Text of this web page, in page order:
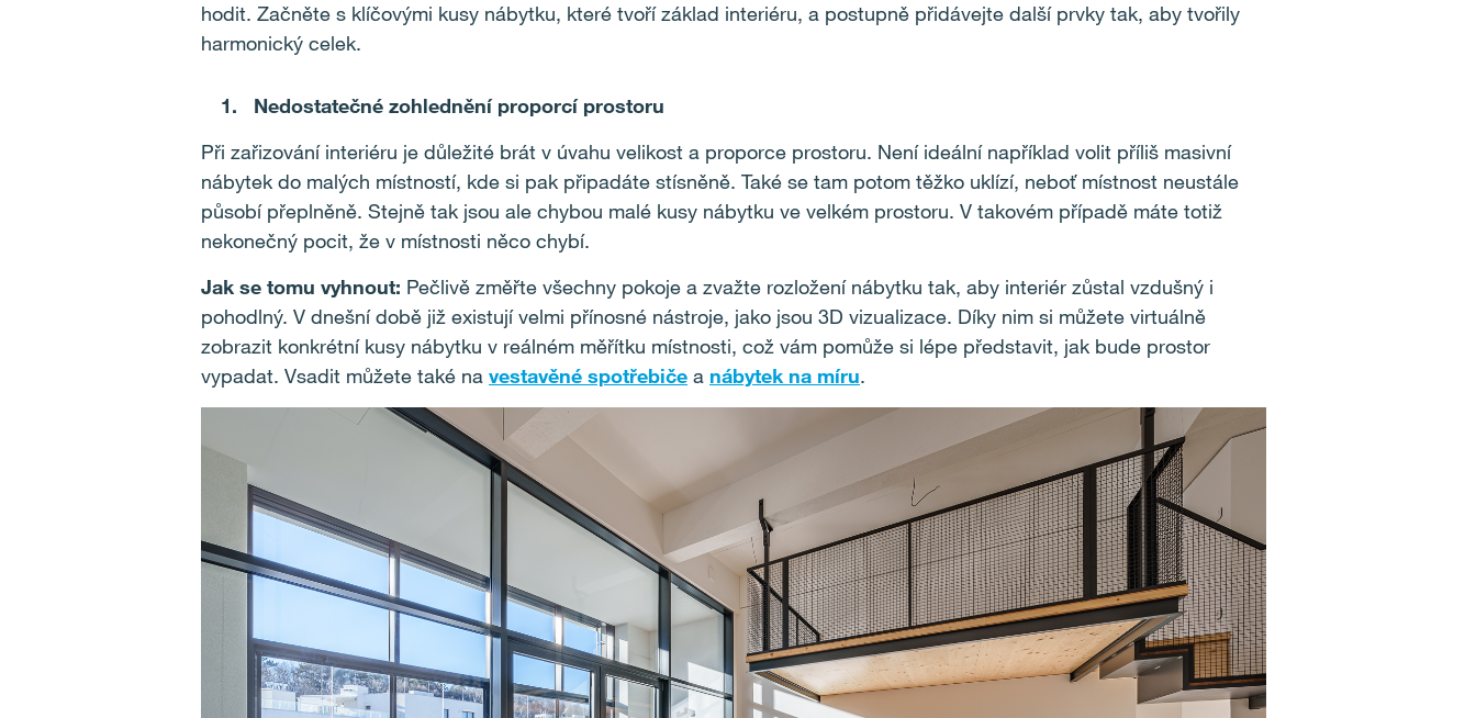
hodit. Začněte s klíčovými kusy nábytku, které tvoří základ interiéru, a postupně přidávejte další prvky tak, aby tvořily
harmonický celek.
Nedostatečné zohlednění proporcí prostoru
Při zařizování interiéru je důležité brát v úvahu velikost a proporce prostoru. Není ideální například volit příliš masivní
nábytek do malých místností, kde si pak připadáte stísněně. Také se tam potom těžko uklízí, neboť místnost neustále
působí přeplněně. Stejně tak jsou ale chybou malé kusy nábytku ve velkém prostoru. V takovém případě máte totiž
nekonečný pocit, že v místnosti něco chybí.
Jak se tomu vyhnout: Pečlivě změřte všechny pokoje a zvažte rozložení nábytku tak, aby interiér zůstal vzdušný i
pohodlný. V dnešní době již existují velmi přínosné nástroje, jako jsou 3D vizualizace. Díky nim si můžete virtuálně
zobrazit konkrétní kusy nábytku v reálném měřítku místnosti, což vám pomůže si lépe představit, jak bude prostor
vypadat. Vsadit můžete také na vestavěné spotřebiče a nábytek na míru.